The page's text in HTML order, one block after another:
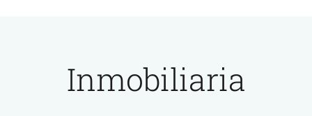
ServiciosInmobiliaria